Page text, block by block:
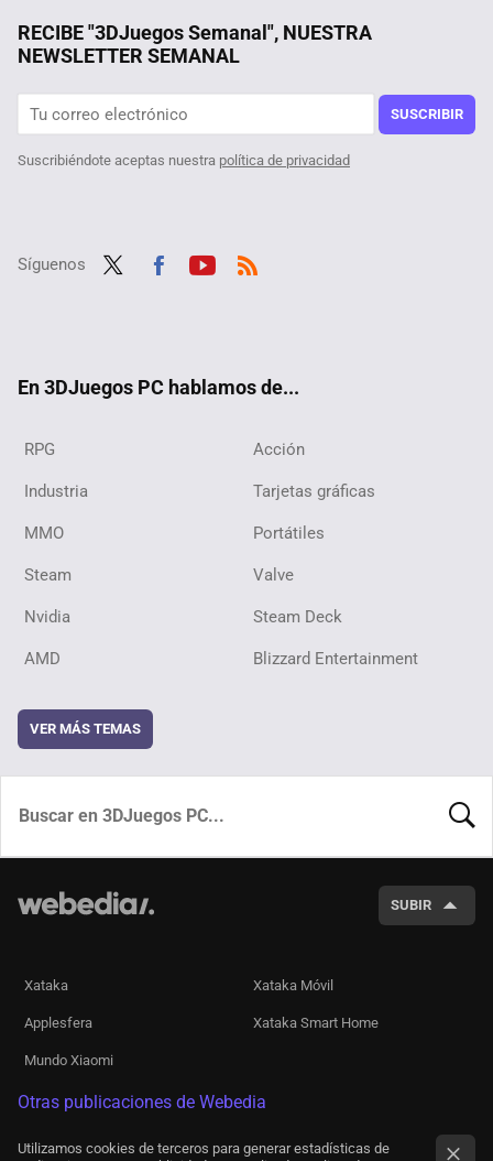
Está en Steam por menos de 1 euro, y se trata de uno de los MMORPG con más contenido de los que hay en el género. Descubre Black Desert Online
RECIBE "3DJuegos Semanal", NUESTRA
NEWSLETTER SEMANAL
SUSCRIBIR
Suscribiéndote aceptas nuestra política de privacidad
Síguenos
En 3DJuegos PC hablamos de...
RPG Acción
Industria Tarjetas gráficas
MMO Portátiles
Steam Valve
Nvidia Steam Deck
AMD Blizzard Entertainment
VER MÁS TEMAS
SUBIR
Xataka Xataka Móvil
Applesfera Xataka Smart Home
Mundo Xiaomi
Otras publicaciones de Webedia
Utilizamos cookies de terceros para generar estadísticas de